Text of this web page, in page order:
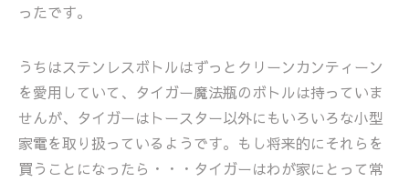
ったです。
うちはステンレスボトルはずっとクリーンカンティーン
を愛用していて、タイガー魔法瓶のボトルは持っていま
せんが、タイガーはトースター以外にもいろいろな小型
家電を取り扱っているようです。もし将来的にそれらを
買うことになったら・・・タイガーはわが家にとって常